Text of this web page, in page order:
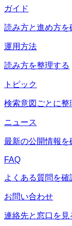
ガイド
読み方と進め方を
運用方法
読み方を整理する
トピック
検索意図ごとに整
ニュース
最新の公開情報を
FAQ
よくある質問を確
お問い合わせ
連絡先と窓口を見